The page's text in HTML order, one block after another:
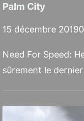
Palm City
15 décembre 20190
Need For Speed:
sûrement le